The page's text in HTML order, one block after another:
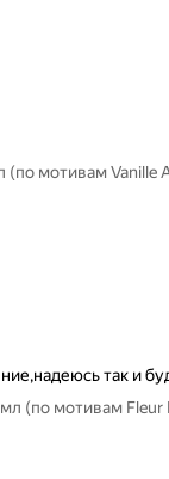
мотивам Vanille
так и
(по мотивам Fleur